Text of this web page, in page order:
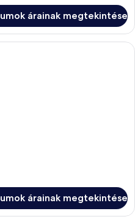
árainak megtekintése
Egy modern szállodai szoba,
árainak megtekintése